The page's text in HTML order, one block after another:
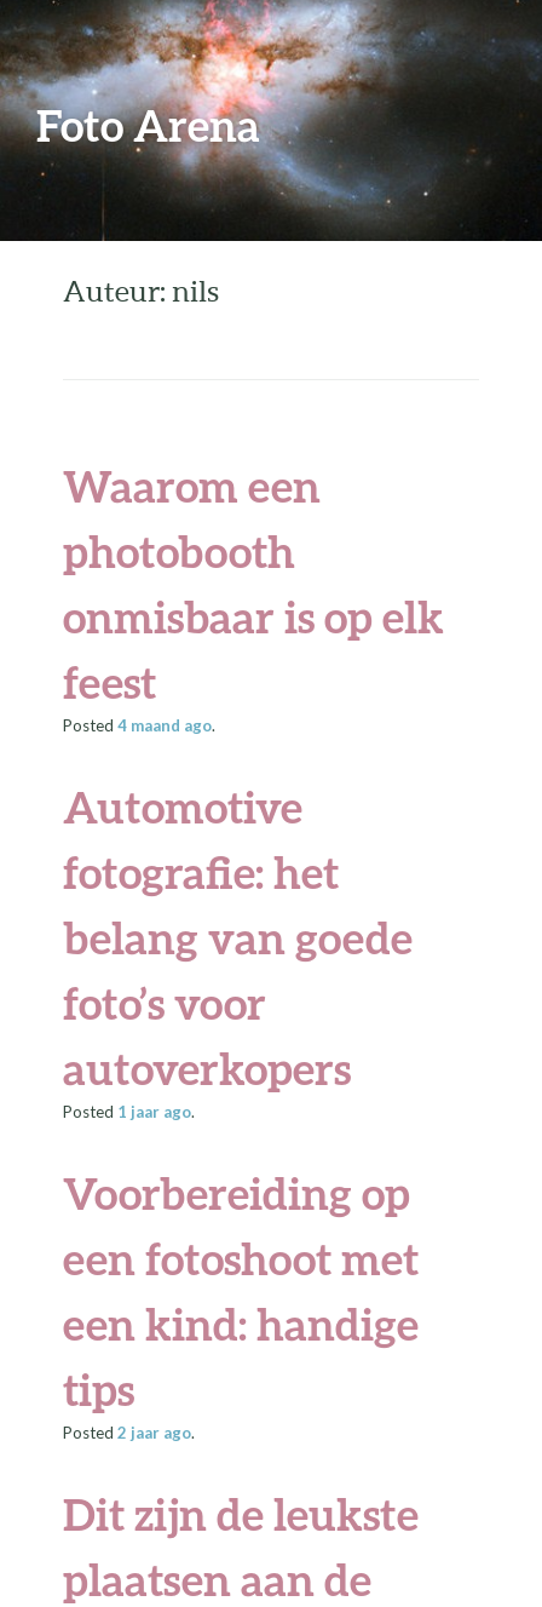
Foto Arena
Auteur: nils
Waarom een
photobooth
onmisbaar is op elk
feest
Posted4 maand ago.
Automotive
fotografie: het
belang van goede
foto’s voor
autoverkopers
Posted 1 jaar ago.
Voorbereiding op
een fotoshoot met
een kind: handige
tips
Posted2 jaar ago.
Dit zijn de leukste
plaatsen aan de